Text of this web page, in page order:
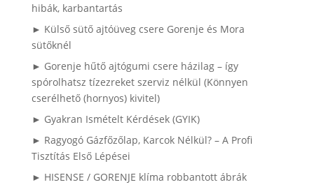
hibák, karbantartás
► Külső sütő ajtóüveg csere Gorenje és Mora
sütőknél
► Gorenje hűtő ajtógumi csere házilag – így
spórolhatsz tízezreket szerviz nélkül (Könnyen
cserélhető (hornyos) kivitel)
► Gyakran Ismételt Kérdések (GYIK)
► Ragyogó Gázfőzőlap, Karcok Nélkül? – A Profi
Tisztítás Első Lépései
► HISENSE / GORENJE klíma robbantott ábrák